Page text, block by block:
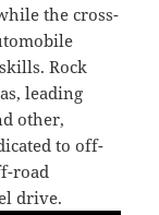
the cross-
Rock
leading
other,
to off-
road
drive.